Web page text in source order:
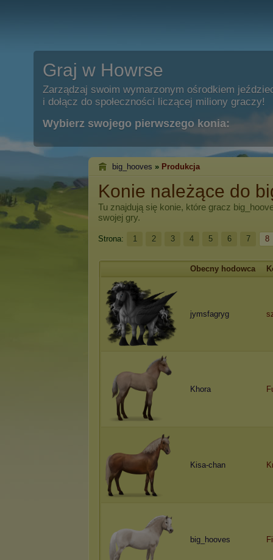
Graj w Howrse
Zarządzaj swoim wymarzonym ośrodkiem
i dołącz do społeczności liczącej miliony graczy!
Wybierz swojego pierwszego konia:
big_hooves » Produkcja
Konie należące do
Tu znajdują się konie, które gracz
swojej gry.
Strona: 1 2 3 4 5 6 7 8
Obecny hodowca
jymsfagryg
Khora
Kisa-chan
big_hooves